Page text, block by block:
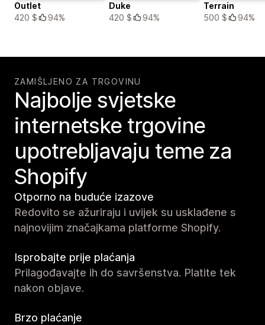
Outlet
420 $
94%
Duke
420 $
94%
Terrain
500 $
94%
ZAMIŠLJENO ZA TRGOVINU
Najbolje svjetske
internetske trgovine
upotrebljavaju teme za
Shopify
Otporno na buduće izazove
Redovito se ažuriraju i uvijek su usklađene s
najnovijim značajkama platforme Shopify.
Isprobajte prije plaćanja
Prilagođavajte ih do savršenstva. Platite tek
nakon objave.
Brzo plaćanje